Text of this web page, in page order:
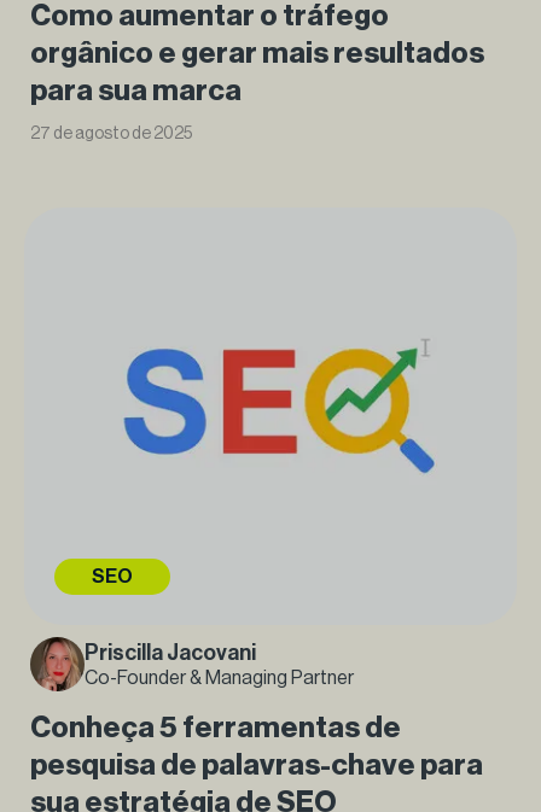
Como aumentar o tráfego
orgânico e gerar mais resultados
para sua marca
27 de agosto de 2025
SEO
Priscilla Jacovani
Co-Founder & Managing Partner
Conheça 5 ferramentas de
pesquisa de palavras-chave para
sua estratégia de SEO